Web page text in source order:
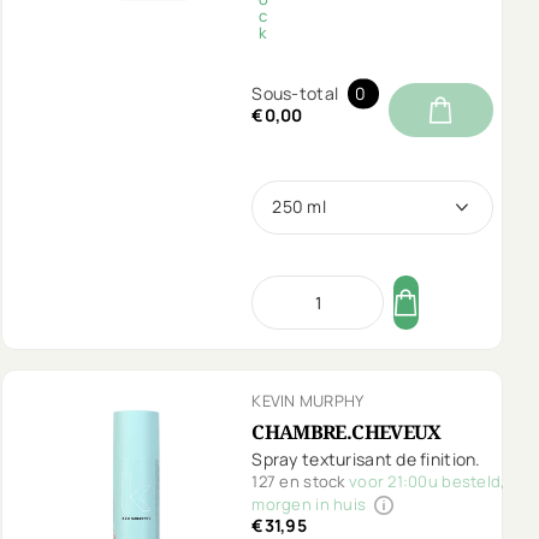
c
k
Sous-total
0
€0,00
250 ml
KEVIN MURPHY
CHAMBRE.CHEVEUX
Spray texturisant de finition.
127 en stockvoor 21:00u besteld,
morgen in huis
€31,95